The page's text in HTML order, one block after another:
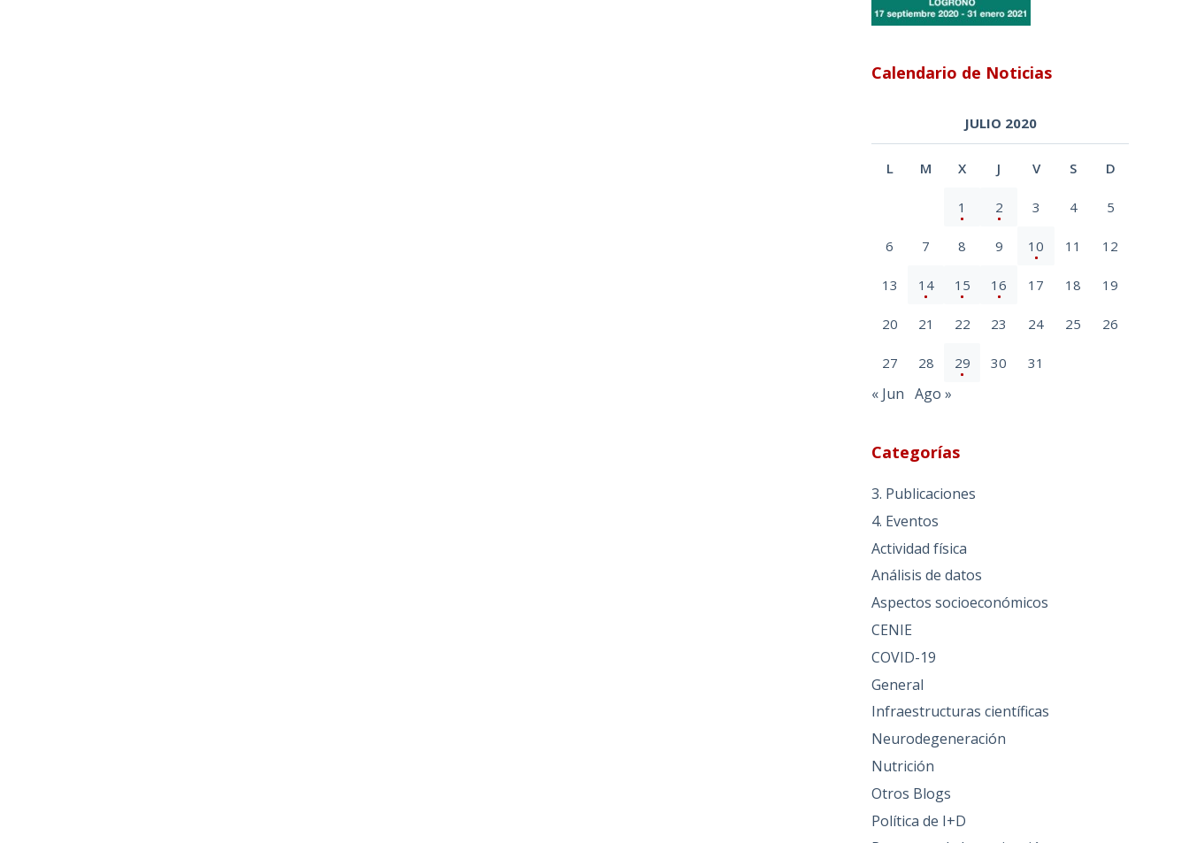
Calendario de Noticias
JULIO 2020
L M X J V S D
1 2 3 4 5
6 7 8 9 10 11 12
13 14 15 16 17 18 19
20 21 22 23 24 25 26
27 28 29 30 31
« Jun Ago »
Categorías
3. Publicaciones
4. Eventos
Actividad física
Análisis de datos
Aspectos socioeconómicos
CENIE
COVID-19
General
Infraestructuras científicas
Neurodegeneración
Nutrición
Otros Blogs
Política de I+D